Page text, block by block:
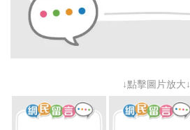
↓點擊圖片放大↓